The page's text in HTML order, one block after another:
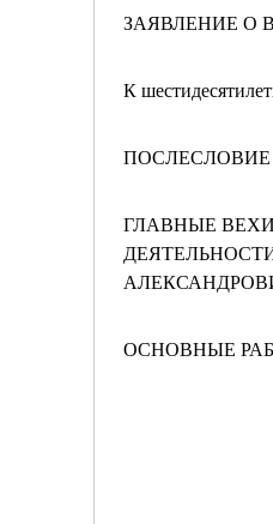
ЗАЯВЛЕНИЕ О
К
ПОСЛЕСЛОВИЕ
ГЛАВНЫЕ
ОСНОВНЫЕ